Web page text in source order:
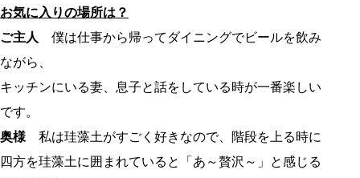
お気に入りの場所は？
ご主人
僕は仕事から帰ってダイニングでビールを飲み
ながら、
キッチンにいる妻、息子と話をしている時が一番楽しい
です。
奥様 私は珪藻土がすごく好きなので、階段を上る時に
四方を珪藻土に囲まれていると「あ～贅沢～」と感じる